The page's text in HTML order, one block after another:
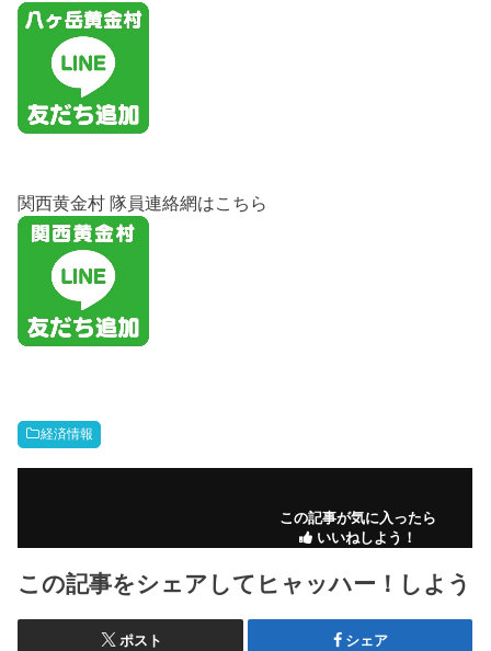
関西黄金村 隊員連絡網はこちら
経済情報
この記事が気に入ったら
いいねしよう！
この記事をシェアしてヒャッハー！しよう
ポスト シェア